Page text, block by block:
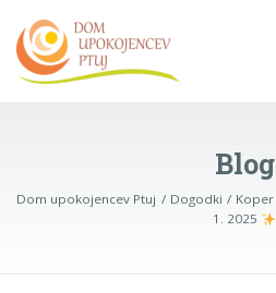
Blog
Dom upokojencev Ptuj Dogodki Koper
1. 2025